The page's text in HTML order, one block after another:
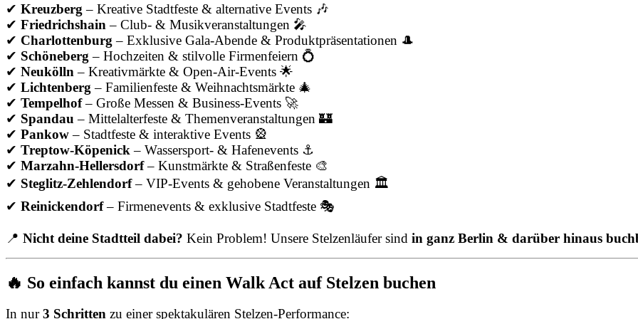
✔ Kreuzberg – Kreative Stadtfeste & alternative Events 🎶
✔ Friedrichshain – Club- & Musikveranstaltungen 🎤
✔ Charlottenburg – Exklusive Gala-Abende & Produktpräsentationen 🎩
✔ Schöneberg – Hochzeiten & stilvolle Firmenfeiern 💍
✔ Neukölln – Kreativmärkte & Open-Air-Events 🌟
✔ Lichtenberg – Familienfeste & Weihnachtsmärkte 🎄
✔ Tempelhof– Große Messen & Business-Events 🚀
✔ Spandau – Mittelalterfeste & Themenveranstaltungen 🏰
✔ Pankow– Stadtfeste & interaktive Events 🎡
✔ Treptow-Köpenick – Wassersport- & Hafenevents ⚓
✔ Marzahn-Hellersdorf– Kunstmärkte & Straßenfeste 🎨
✔ Steglitz-Zehlendorf– VIP-Events & gehobene Veranstaltungen 🏛
✔ Reinickendorf– Firmenevents & exklusive Stadtfeste 🎭
📍 Nicht deine Stadtteil dabei? Kein Problem! Unsere Stelzenläufer sind in ganz Berlin & darüber hinaus
🔥 So einfach kannst du einen Walk Act auf Stelzen buchen
In nur3 Schritten zu einer spektakulären Stelzen-Performance: